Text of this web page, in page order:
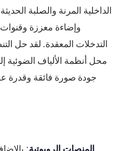
الداخلية المرنة والصلبة
وإضاءة معززة
التدخلات المعقدة. لقد حل
محل أنظمة الألياف الضوئية
جودة صورة فائقة وقدرة
المنصات الروبوتية: